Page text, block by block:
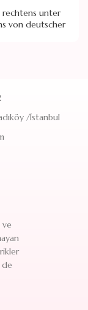
rechtens unter
von deutscher
/İstanbul
ve
de